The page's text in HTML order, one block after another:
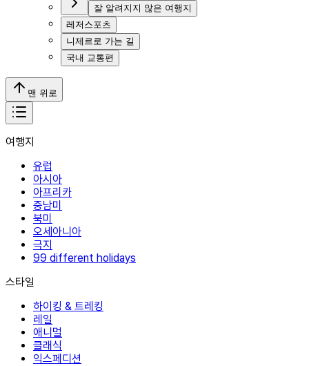
잘 알려지지 않은 여행지
레저스포츠
니제르로 가는 길
국내 교통편
맨 위로
여행지
유럽
아시아
아프리카
중남미
북미
오세아니아
극지
99 different holidays
스타일
하이킹 & 트레킹
레일
애니멀
클래식
익스페디션